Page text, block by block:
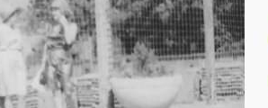
2
3